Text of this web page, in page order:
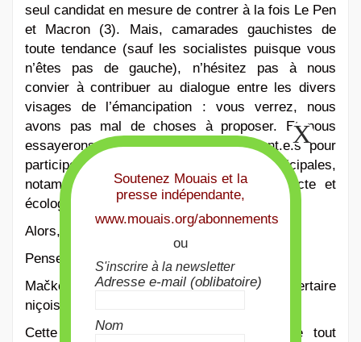
seul candidat en mesure de contrer à la fois Le Pen
et Macron (3). Mais, camarades gauchistes de
toute tendance (sauf les socialistes puisque vous
n’êtes pas de gauche), n’hésitez pas à nous
convier à contribuer au dialogue entre les divers
visages de l’émancipation : vous verrez, nous
avons pas mal de choses à proposer. Et nous
essayerons d’être massivement présent.e.s pour
participer aux prochaines élections municipales,
notamment dans la partie démocratie directe et
écologie sociale.
Alors, chiche ? On discute ?
Pensez quand même à ramener de la bière…
Mačko et la rédac deMouais, mensuel libertaire
niçois
Cette tribune est ouverte à signature de tout
Soutenez Mouais et la
presse indépendante,
www.mouais.org/abonnements
ou
S'inscrire à la newsletter
Adresse e-mail (oblibatoire)
Nom